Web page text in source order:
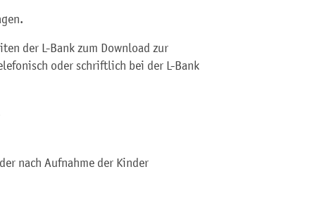
der L-Bank zum Download zur
oder schriftlich bei der L-Bank
nach Aufnahme der Kinder